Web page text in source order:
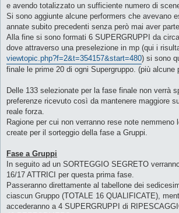
e avendo totalizzato un sufficiente numero di
Si sono aggiunte alcune performers che avevano
annate subito precedenti senza però mai aver
Alla fine si sono formati 6 SUPERGRUPPI da
dove attraverso una preselezione in mp (qui i
viewtopic.php?f=2&t=354157&start=480) si sono
finale le prime 20 di ogni Supergruppo. (più alcune
Delle 133 selezionate per la fase finale non verrà
preferenze ricevuto così da mantenere maggiore
reale forza.
Ragione per cui non verranno rese note nemmeno
create per il sorteggio della fase a Gruppi.
Fase a Gruppi
In seguito ad un SORTEGGIO SEGRETO
16/17 ATTRICI per questa prima fase.
Passeranno direttamente al tabellone dei
ciascun Gruppo (TOTALE 16 QUALIFICATE),
accederanno a 4 SUPERGRUPPI di